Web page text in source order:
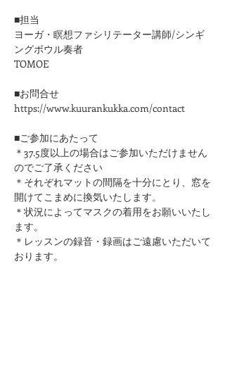
■担当
ヨーガ・瞑想ファシリテーター講師/シンギ
ングボウル奏者
TOMOE
■お問合せ
https://www.kuurankukka.com/contact
■ご参加にあたって
＊37.5度以上の場合はご参加いただけません
のでご了承ください
​＊それぞれマットの間隔を十分にとり、窓を
開けてこまめに換気いたします。
＊状況によってマスクの着用をお願いいたし
ます。
＊レッスンの録音・録画はご遠慮いただいて
おります。